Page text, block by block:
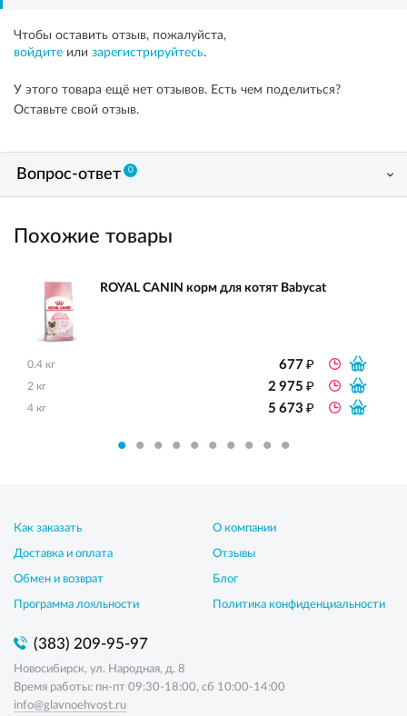
Чтобы оставить отзыв, пожалуйста,
войдите или зарегистрируйтесь.
У этого товара ещё нет отзывов. Есть чем поделиться?
Оставьте свой отзыв.
Вопрос-ответ 0
Похожие товары
ROYAL CANIN корм для котят Babycat
0.4 кг 677₽
2 кг 2 975₽
4 кг 5 673₽
Как заказать
Доставка и оплата
Обмен и возврат
Программа лояльности
О компании
Отзывы
Блог
Политика конфиденциальности
(383) 209-95-97
Новосибирск, ул. Народная, д. 8
Время работы: пн-пт 09:30-18:00, сб 10:00-14:00
info@glavnoehvost.ru